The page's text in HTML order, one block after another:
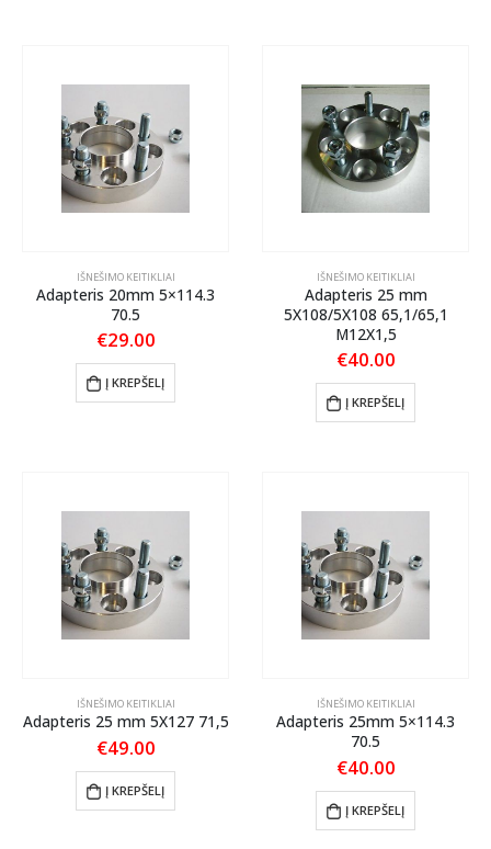
IŠNEŠIMO KEITIKLIAI
Adapteris 20mm 5×114.3
70.5
€29.00
Į KREPŠELĮ
IŠNEŠIMO KEITIKLIAI
Adapteris 25 mm
5X108/5X108 65,1/65,1
M12X1,5
€40.00
Į KREPŠELĮ
IŠNEŠIMO KEITIKLIAI
Adapteris 25 mm 5X127 71,5
€49.00
Į KREPŠELĮ
IŠNEŠIMO KEITIKLIAI
Adapteris 25mm 5×114.3
70.5
€40.00
Į KREPŠELĮ